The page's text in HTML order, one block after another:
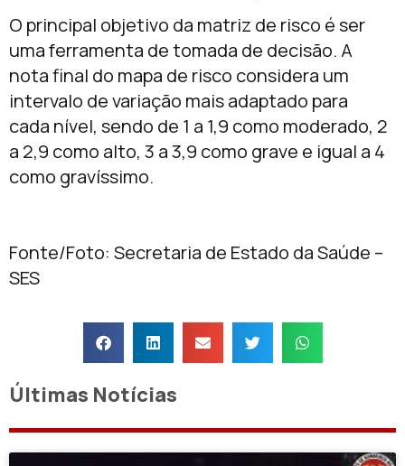
O principal objetivo da matriz de risco é ser
uma ferramenta de tomada de decisão. A
nota final do mapa de risco considera um
intervalo de variação mais adaptado para
cada nível, sendo de 1 a 1,9 como moderado, 2
a 2,9 como alto, 3 a 3,9 como grave e igual a 4
como gravíssimo.
Fonte/Foto: Secretaria de Estado da Saúde –
SES
Últimas Notícias